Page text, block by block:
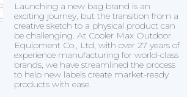
Launching a new bag brand is an
exciting journey, but the transition from a
creative sketch to a physical product can
be challenging. At Cooler Max Outdoor
Equipment Co., Ltd, with over 27 years of
experience manufacturing for world-class
brands, we have streamlined the process
to help new labels create market-ready
products with ease.